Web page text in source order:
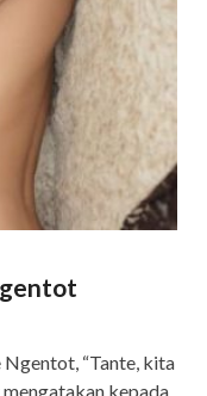
Ngentot, “Tante, kita
kepada